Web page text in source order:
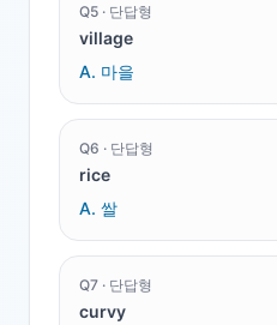
Q5 · 단답형
village
A. 마을
Q6 · 단답형
rice
A. 쌀
Q7 · 단답형
curvy